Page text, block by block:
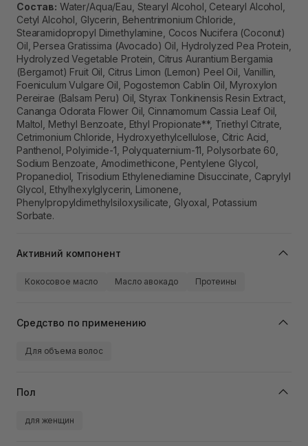
Состав: Water/Aqua/Eau, Stearyl Alcohol, Cetearyl Alcohol,
Cetyl Alcohol, Glycerin, Behentrimonium Chloride,
Stearamidopropyl Dimethylamine, Cocos Nucifera (Coconut)
Oil, Persea Gratissima (Avocado) Oil, Hydrolyzed Pea Protein,
Hydrolyzed Vegetable Protein, Citrus Aurantium Bergamia
(Bergamot) Fruit Oil, Citrus Limon (Lemon) Peel Oil, Vanillin,
Foeniculum Vulgare Oil, Pogostemon Cablin Oil, Myroxylon
Pereirae (Balsam Peru) Oil, Styrax Tonkinensis Resin Extract,
Cananga Odorata Flower Oil, Cinnamomum Cassia Leaf Oil,
Maltol, Methyl Benzoate, Ethyl Propionate**, Triethyl Citrate,
Cetrimonium Chloride, Hydroxyethylcellulose, Citric Acid,
Panthenol, Polyimide-1, Polyquaternium-11, Polysorbate 60,
Sodium Benzoate, Amodimethicone, Pentylene Glycol,
Propanediol, Trisodium Ethylenediamine Disuccinate, Caprylyl
Glycol, Ethylhexylglycerin, Limonene,
Phenylpropyldimethylsiloxysilicate, Glyoxal, Potassium
Sorbate.
Активний компонент
Кокосовое масло Масло авокадо Протеины
Средство по применению
Для объема волос
Пол
для женщин